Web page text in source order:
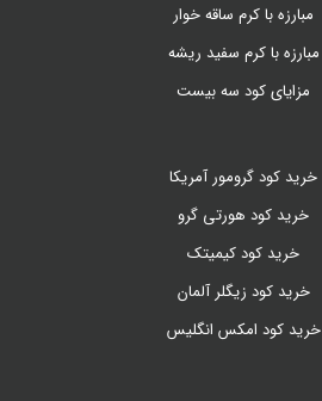
مبارزه با کرم ساقه خوار
مبارزه با کرم سفید ریشه
مزایای کود سه بیست
خرید کود گرومور آمریکا
خرید کود هورتی گرو
خرید کود کیمیتک
خرید کود زیگلر آلمان
خرید کود امکس انگلیس